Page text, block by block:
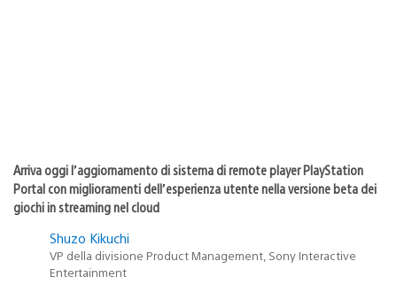
Arriva oggi l’aggiornamento di sistema di remote player PlayStation
Portal con miglioramenti dell’esperienza utente nella versione beta dei
giochi in streaming nel cloud
Shuzo Kikuchi
VP della divisione Product Management, Sony Interactive
Entertainment